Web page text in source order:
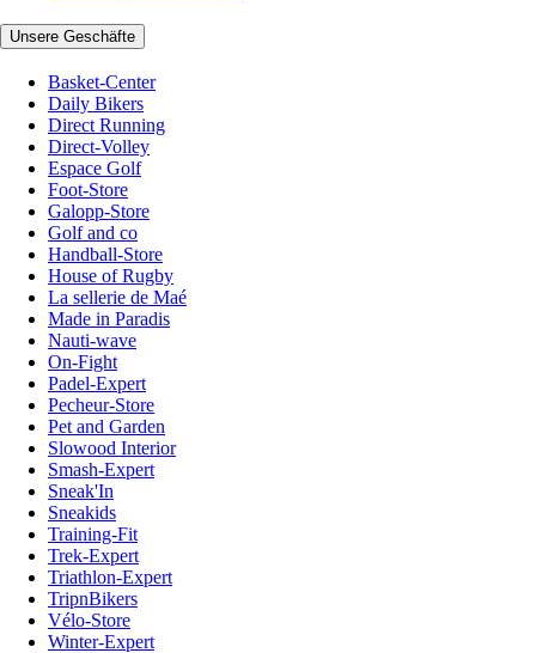
Unsere Geschäfte
Basket-Center
Daily Bikers
Direct Running
Direct-Volley
Espace Golf
Foot-Store
Galopp-Store
Golf and co
Handball-Store
House of Rugby
La sellerie de Maé
Made in Paradis
Nauti-wave
On-Fight
Padel-Expert
Pecheur-Store
Pet and Garden
Slowood Interior
Smash-Expert
Sneak'In
Sneakids
Training-Fit
Trek-Expert
Triathlon-Expert
TripnBikers
Vélo-Store
Winter-Expert